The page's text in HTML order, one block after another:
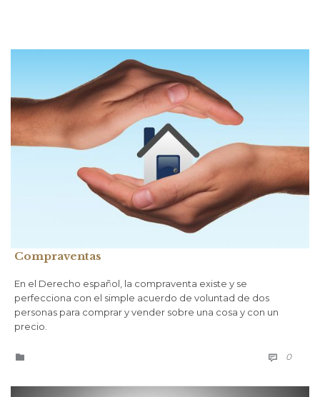
Compraventas
En el Derecho español, la compraventa existe y se
perfecciona con el simple acuerdo de voluntad de dos
personas para comprar y vender sobre una cosa y con un
precio.
  0